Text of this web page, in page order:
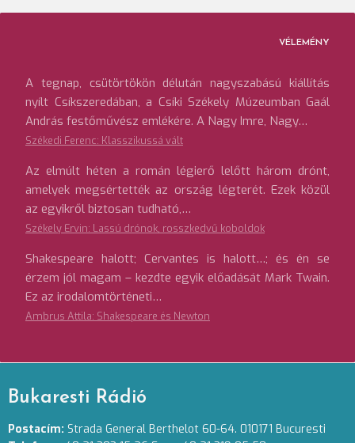
VÉLEMÉNY
A tegnap, csütörtökön délután nagyszabású kiállítás
nyílt Csíkszeredában, a Csíki Székely Múzeumban Gaál
András festőművész emlékére. A Nagy Imre, Nagy…
Székedi Ferenc: Klasszikussá vált
Az elmúlt héten a román légierő lelőtt három drónt,
amelyek megsértették az ország légterét. Ezek közül
az egyikről biztosan tudható,…
Székely Ervin: Lassú drónok, rosszkedvű koboldok
Shakespeare halott; Cervantes is halott…; és én se
érzem jól magam – kezdte egyik előadását Mark Twain.
Ez az irodalomtörténeti…
Ambrus Attila: Shakespeare és Newton
Bukaresti Rádió
Postacím: Strada General Berthelot 60-64. 010171 Bucuresti